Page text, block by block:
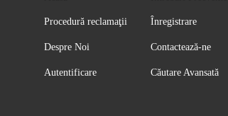
Procedură reclamaţii
Despre Noi
Autentificare
Înregistrare
Contactează-ne
Căutare Avansată